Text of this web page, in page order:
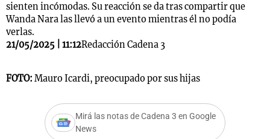
sienten incómodas. Su reacción se da tras compartir que
Wanda Nara las llevó a un evento mientras él no podía
verlas.
21/05/2025 | 11:12Redacción Cadena 3
FOTO: Mauro Icardi, preocupado por sus hijas
Mirá las notas de Cadena 3 en Google
News